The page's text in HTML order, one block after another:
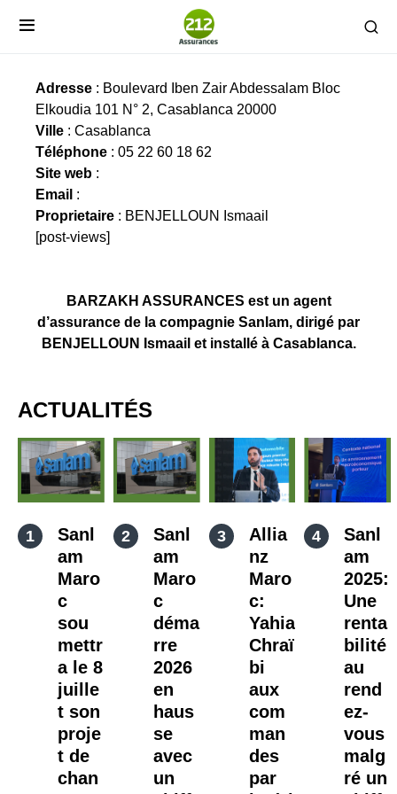
BARZAKH ASSURANCES
Adresse : Boulevard Iben Zair Abdessalam Bloc
Elkoudia 101 N° 2, Casablanca 20000
Ville : Casablanca
Téléphone : 05 22 60 18 62
Site web :
Email :
Proprietaire : BENJELLOUN Ismaail
[post-views]
BARZAKH ASSURANCES est un agent
d’assurance de la compagnie Sanlam, dirigé par
BENJELLOUN Ismaail et installé à Casablanca.
ACTUALITÉS
Sanl
am
Maro
c
sou
mettr
a le 8
juille
t son
proje
t de
chan
Sanl
am
Maro
c
déma
rre
2026
en
haus
se
avec
un
Allia
nz
Maro
c:
Yahia
Chraï
bi
aux
com
man
des
par
Sanl
am
2025:
Une
renta
bilité
au
rend
ez-
vous
malg
ré un